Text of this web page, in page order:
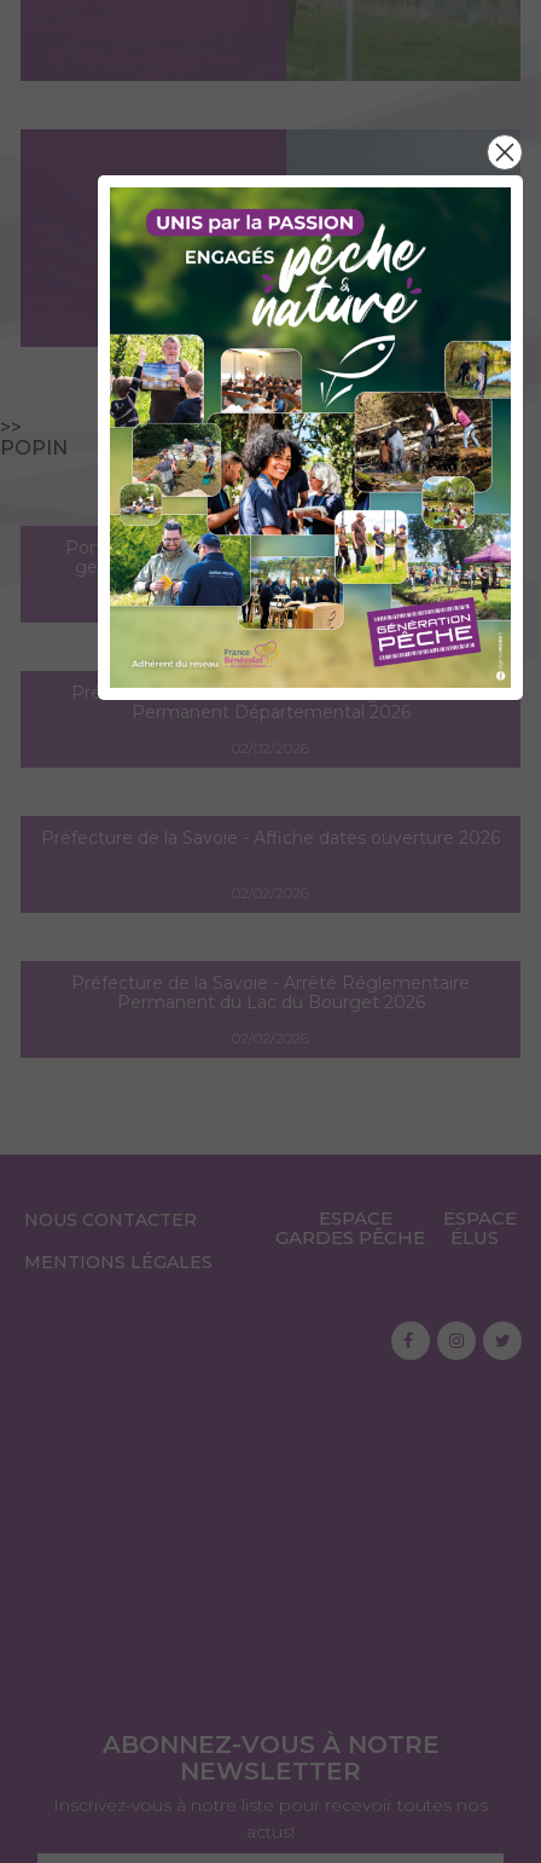
>>
POPIN
DIVERS
DERNIERS AJOUTS
Porté à connaissance du suivi et des mesures de
gestion relatifs au lavaret sur le lac du Bourget
22/05/2026
Préfecture de la Savoie - Arrêté Réglementaire
Permanent Départemental 2026
02/02/2026
Préfecture de la Savoie - Affiche dates ouverture 2026
02/02/2026
Préfecture de la Savoie - Arrêté Réglementaire
Permanent du Lac du Bourget 2026
02/02/2026
NOUS CONTACTER
MENTIONS LÉGALES
ESPACE
GARDES PÊCHE
ESPACE
ÉLUS
ABONNEZ-VOUS À NOTRE
NEWSLETTER
Inscrivez-vous à notre liste pour recevoir toutes nos
actus!